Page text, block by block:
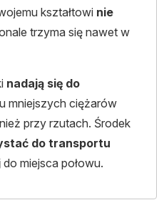
kształtowi nie
trzyma się nawet w
nadają się do
mniejszych ciężarów
przy rzutach. Środek
do transportu
do miejsca połowu.